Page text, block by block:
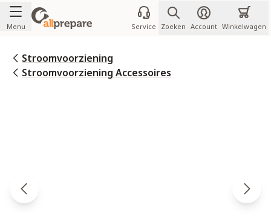
Ga naar de inhoud
Menu Service Zoeken Account Winkelwagen
Stroomvoorziening
Stroomvoorziening Accessoires